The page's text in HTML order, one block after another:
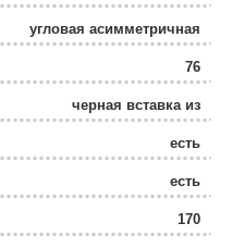
угловая асимметричная
76
черная вставка из
натурального мрамора
есть
есть
170